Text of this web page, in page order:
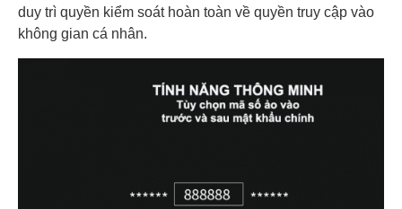
duy trì quyền kiểm soát hoàn toàn về quyền truy cập vào
không gian cá nhân.